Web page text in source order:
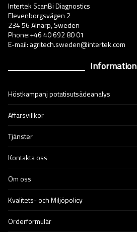
Intertek ScanBi Diagnostics
Elevenborgsvägen 2
234 56 Alnarp, Sweden
Phone:+46 40 692 80 01
E-mail: agritech.sweden@intertek.com
Information
Höstkampanj potatisutsädeanalys
Affärsvillkor
Tjänster
Kontakta oss
Om oss
Kvalitets- och Miljöpolicy
Orderformulär